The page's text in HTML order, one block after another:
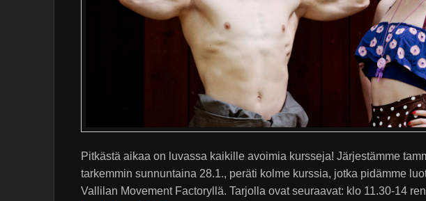
Pitkästä aikaa on luvassa kaikille avoimia kursseja! Järjestämme
tarkemmin sunnuntaina 28.1., peräti kolme kurssia, jotka pidämme
Vallilan Movement Factoryllä. Tarjolla ovat seuraavat: klo 11.30-14